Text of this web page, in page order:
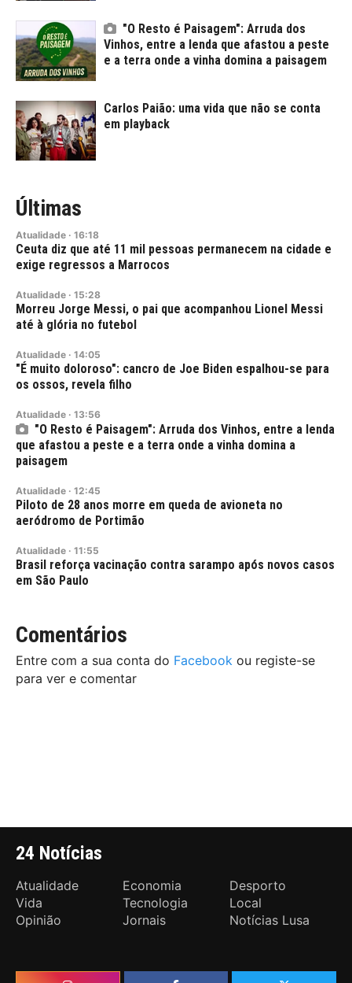
"O Resto é Paisagem": Arruda dos
Vinhos, entre a lenda que afastou a peste
e a terra onde a vinha domina a paisagem
Carlos Paião: uma vida que não se conta
em playback
Últimas
Atualidade · 16:18
Ceuta diz que até 11 mil pessoas permanecem na cidade e
exige regressos a Marrocos
Atualidade · 15:28
Morreu Jorge Messi, o pai que acompanhou Lionel Messi
até à glória no futebol
Atualidade · 14:05
"É muito doloroso": cancro de Joe Biden espalhou-se para
os ossos, revela filho
Atualidade · 13:56
"O Resto é Paisagem": Arruda dos Vinhos, entre a lenda
que afastou a peste e a terra onde a vinha domina a
paisagem
Atualidade · 12:45
Piloto de 28 anos morre em queda de avioneta no
aeródromo de Portimão
Atualidade · 11:55
Brasil reforça vacinação contra sarampo após novos casos
em São Paulo
Comentários
Entre com a sua conta do Facebook ou registe-se
para ver e comentar
24 Notícias
Atualidade Economia
Desporto
Vida
Tecnologia
Local
Opinião
Jornais Notícias Lusa